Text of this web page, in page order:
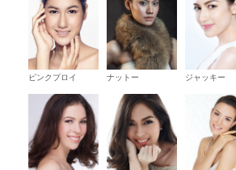
ピンクプロイ ナットー ジャッキー